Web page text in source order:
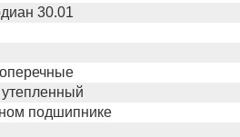
30.01
утепленный
подшипнике